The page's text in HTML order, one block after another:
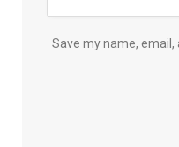
Save my name,